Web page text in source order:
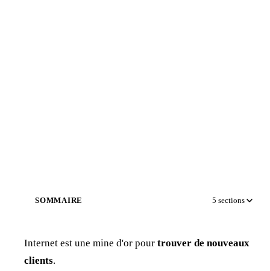
SOMMAIRE 5 sections
Internet est une mine d'or pour trouver de nouveaux
clients.